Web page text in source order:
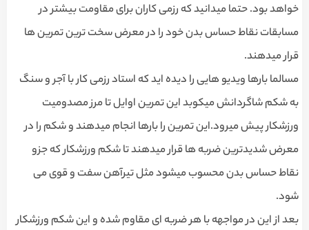
خواهد بود. حتما میدانید که رزمی کاران برای مقاومت بیشتر در
مسابقات نقاط حساس بدن خود را در معرض سخت ترین تمرین ها
قرار میدهند.
مسالما بارها ویدیو هایی را دیده اید که استاد رزمی کار با آجر و سنگ
به شکم شاگردانش میکوبد این تمرین اوایل تا مرز مصدومیت
ورزشکار پیش میرود.این تمرین را بارها انجام میدهند و شکم را در
معرض شدیدترین ضربه ها قرار میدهند تا شکم ورزشکار که جزو
نقاط حساس بدن محسوب میشود مثل تیرآهن سفت و قوی می
شود.
بعد از این در مواجهه با هر ضربه ای مقاوم شده و این شکم ورزشکار